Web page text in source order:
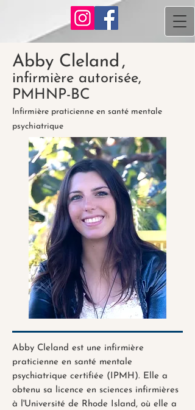
Abby Cleland ,
infirmière autorisée,
PMHNP-BC
Infirmière praticienne en santé mentale
psychiatrique
Abby Cleland est une infirmière
praticienne en santé mentale
psychiatrique certifiée (IPMH). Elle a
obtenu sa licence en sciences infirmières
à l'Université de Rhode Island, où elle a